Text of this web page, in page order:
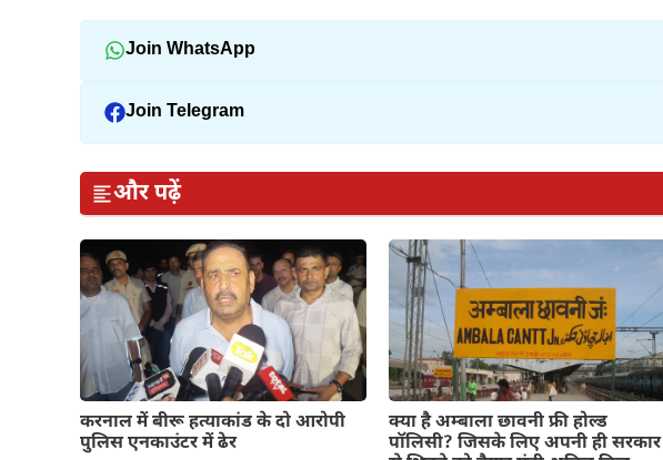
Join WhatsApp
Join Telegram
और पढ़ें
करनाल में बीरू हत्याकांड के दो आरोपी
पुलिस एनकाउंटर में ढेर
क्या है अम्बाला छावनी फ्री होल्ड
पॉलिसी? जिसके लिए अपनी ही सरकार